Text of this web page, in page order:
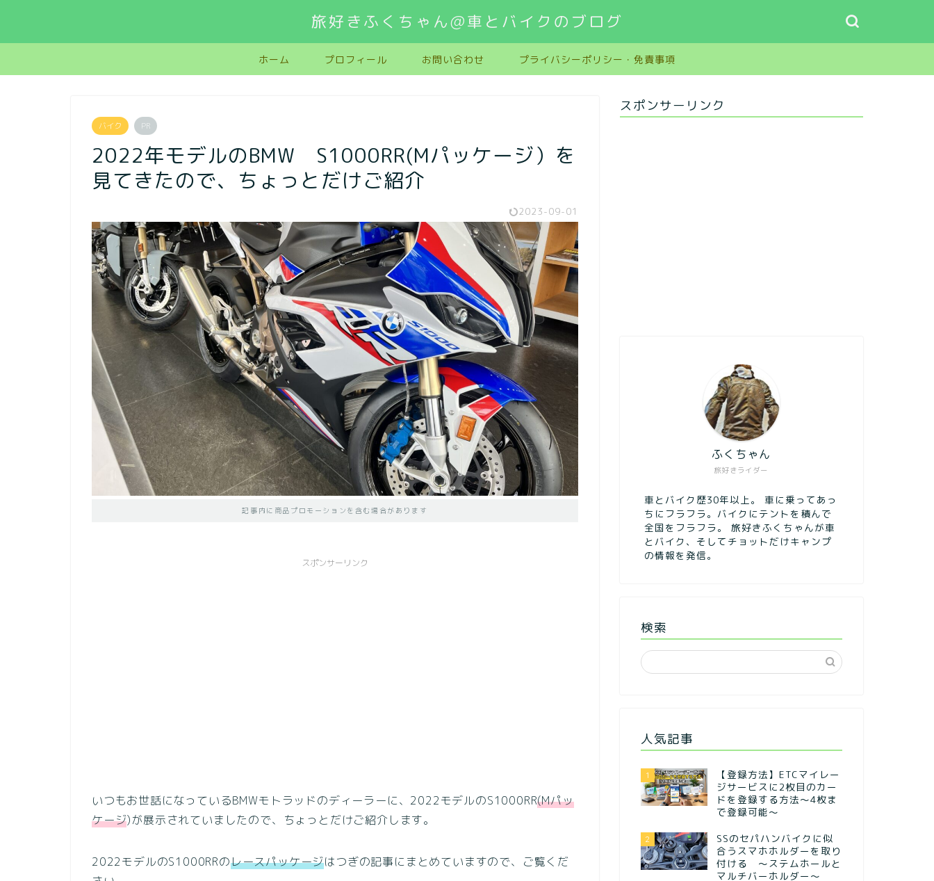
旅好きふくちゃん@車とバイクのブログ
ホーム プロフィール お問い合わせ プライバシーポリシー・免責事項
バイク PR
2022年モデルのBMW S1000RR(Mパッケージ）を
見てきたので、ちょっとだけご紹介
2023-09-01
記事内に商品プロモーションを含む場合があります
スポンサーリンク
いつもお世話になっているBMWモトラッドのディーラーに、2022モデルのS1000RR(Mパッ
ケージ)が展示されていましたので、ちょっとだけご紹介します。
2022モデルのS1000RRのレースパッケージはつぎの記事にまとめていますので、ご覧くだ
スポンサーリンク
旅好きライダー
ふくちゃん
車とバイク歴30年以上。 車に乗ってあっ
ちにフラフラ。バイクにテントを積んで
全国をフラフラ。 旅好きふくちゃんが車
とバイク、そしてチョットだけキャンプ
の情報を発信。
検索
人気記事
1
【登録方法】ETCマイレー
ジサービスに2枚目のカー
ドを登録する方法〜4枚ま
で登録可能〜
2
SSのセパハンバイクに似
合うスマホホルダーを取り
付ける ～ステムホールと
マルチバーホルダー～